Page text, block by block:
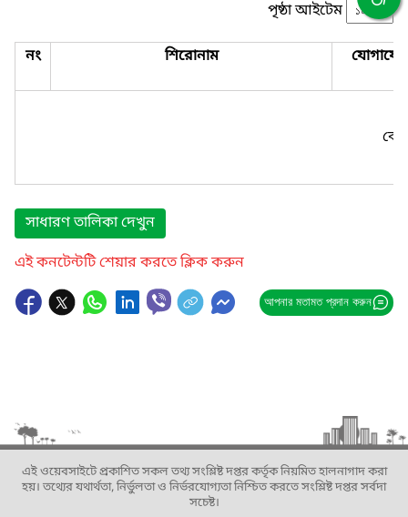
পৃষ্ঠা আইটেম
নং শিরোনাম
সাধারণ তালিকা দেখুন
এই কনটেন্টটি শেয়ার করতে ক্লিক করুন
আপনার মতামত প্রদান করুন
এই ওয়েবসাইটে প্রকাশিত সকল তথ্য সংশ্লিষ্ট দপ্তর কর্তৃক নিয়মিত হালনাগাদ করা
হয়। তথ্যের যথার্থতা, নির্ভুলতা ও নির্ভরযোগ্যতা নিশ্চিত করতে সংশ্লিষ্ট দপ্তর সর্বদা
সচেষ্ট।